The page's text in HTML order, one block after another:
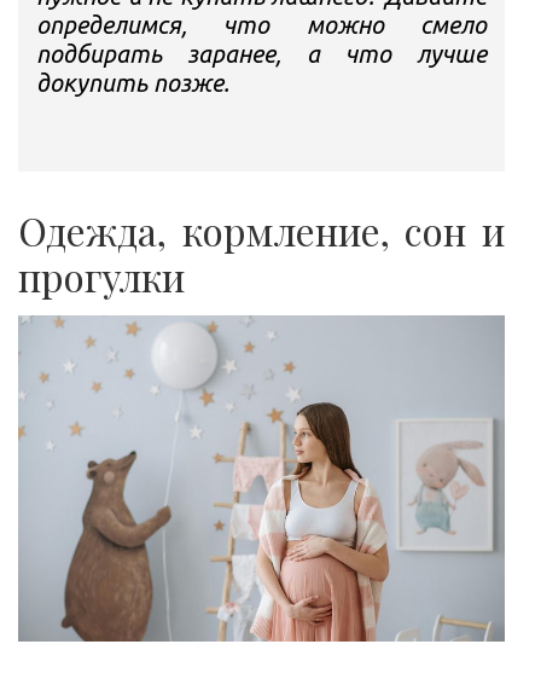
определимся, что можно смело
подбирать заранее, а что лучше
докупить позже.
Одежда, кормление, сон и
прогулки